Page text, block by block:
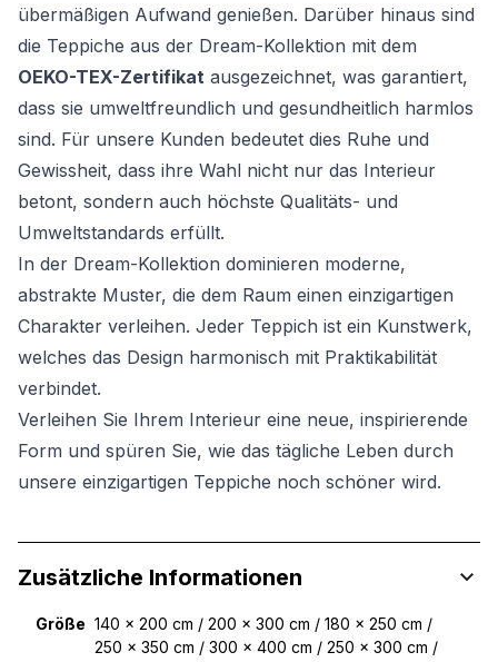
übermäßigen Aufwand genießen. Darüber hinaus sind
die Teppiche aus der Dream-Kollektion mit dem
OEKO-TEX-Zertifikat ausgezeichnet, was garantiert,
dass sie umweltfreundlich und gesundheitlich harmlos
sind. Für unsere Kunden bedeutet dies Ruhe und
Gewissheit, dass ihre Wahl nicht nur das Interieur
betont, sondern auch höchste Qualitäts- und
Umweltstandards erfüllt.
In der Dream-Kollektion dominieren moderne,
abstrakte Muster, die dem Raum einen einzigartigen
Charakter verleihen. Jeder Teppich ist ein Kunstwerk,
welches das Design harmonisch mit Praktikabilität
verbindet.
Verleihen Sie Ihrem Interieur eine neue, inspirierende
Form und spüren Sie, wie das tägliche Leben durch
unsere einzigartigen Teppiche noch schöner wird.
Zusätzliche Informationen
Größe 140 x 200 cm / 200 x 300 cm / 180 x 250 cm /
250 x 350 cm / 300 x 400 cm / 250 x 300 cm /